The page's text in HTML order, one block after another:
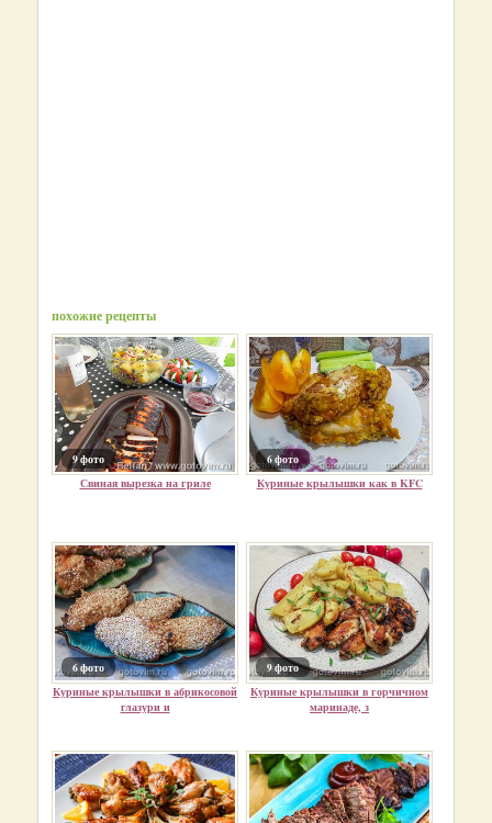
похожие рецепты
9 фото
Свиная вырезка на гриле
6 фото
Куриные крылышки как в KFC
6 фото
Куриные крылышки в абрикосовой
глазури и
9 фото
Куриные крылышки в горчичном
маринаде, з